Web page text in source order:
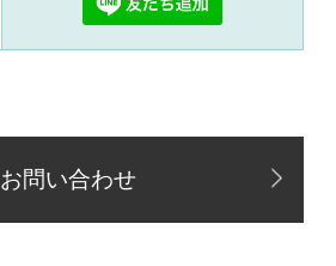
お問い合わせ